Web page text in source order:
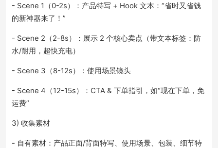
- Scene 1（0-2s）：产品特写 + Hook 文本：“省时又省钱
的新神器来了！”
- Scene 2（2-8s）：展示 2 个核心卖点（带文本标签：防
水/耐用，超快充电）
- Scene 3（8-12s）：使用场景镜头
- Scene 4（12-15s）：CTA & 下单指引，如“现在下单，免
运费”
3) 收集素材
- 自有素材：产品正面/背面特写、使用场景、包装、细节特